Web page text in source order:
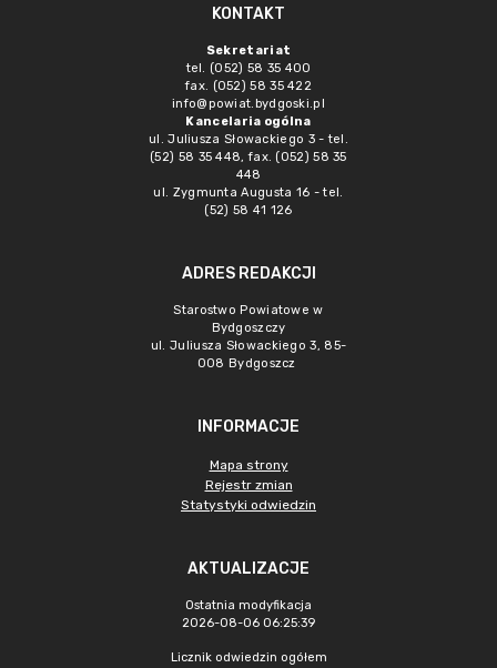
KONTAKT
Sekretariat
tel. (052) 58 35 400
fax. (052) 58 35 422
info@powiat.bydgoski.pl
Kancelaria ogólna
ul. Juliusza Słowackiego 3 - tel.
(52) 58 35 448, fax. (052) 58 35
448
ul. Zygmunta Augusta 16 - tel.
(52) 58 41 126
ADRES REDAKCJI
Starostwo Powiatowe w
Bydgoszczy
ul. Juliusza Słowackiego 3, 85-
008 Bydgoszcz
INFORMACJE
Mapa strony
Rejestr zmian
Statystyki odwiedzin
AKTUALIZACJE
Ostatnia modyfikacja
2026-08-06 06:25:39
Licznik odwiedzin ogółem